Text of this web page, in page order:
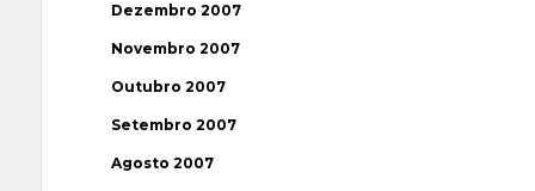
Dezembro 2007
Novembro 2007
Outubro 2007
Setembro 2007
Agosto 2007